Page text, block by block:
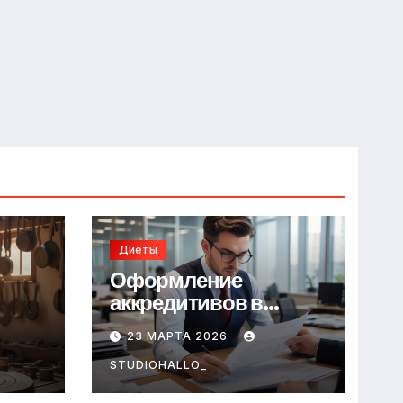
Диеты
Оформление
аккредитивов в
международной
торговле
23 МАРТА 2026
STUDIOHALLO_